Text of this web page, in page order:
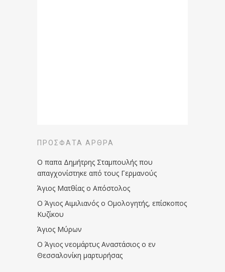
ΠΡΌΣΦΑΤΑ ΆΡΘΡΑ
Ο παπα Δημήτρης Σταμπουλής που
απαγχονίστηκε από τους Γερμανούς
Άγιος Ματθίας ο Απόστολος
Ο Άγιος Αιμιλιανός ο Ομολογητής, επίσκοπος
Κυζίκου
Άγιος Μύρων
Ο Άγιος νεομάρτυς Αναστάσιος ο εν
Θεσσαλονίκη μαρτυρήσας